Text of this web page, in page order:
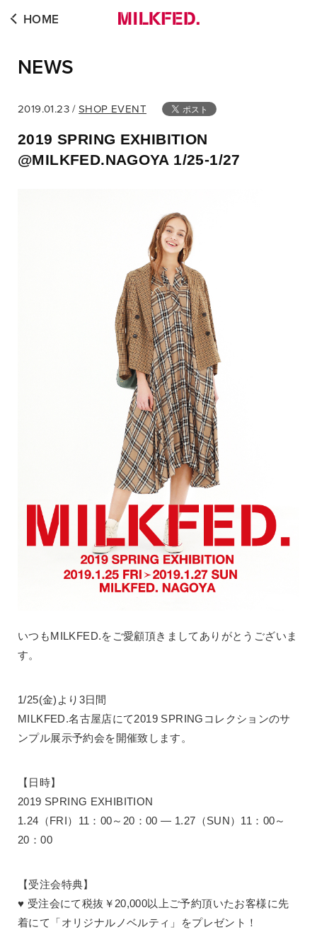
NEWS
HOME
2019.01.23 /SHOP EVENT
2019 SPRING EXHIBITION
@MILKFED.NAGOYA 1/25-1/27
いつもMILKFED.をご愛顧頂きましてありがとうございま
す。
1/25(金)より3日間
MILKFED.名古屋店にて2019 SPRINGコレクションのサ
ンプル展示予約会を開催致します。
【日時】
2019 SPRING EXHIBITION
1.24（FRI）11：00～20：00 ― 1.27（SUN）11：00～
20：00
【受注会特典】
♥ 受注会にて税抜￥20,000以上ご予約頂いたお客様に先
着にて「オリジナルノベルティ」をプレゼント！